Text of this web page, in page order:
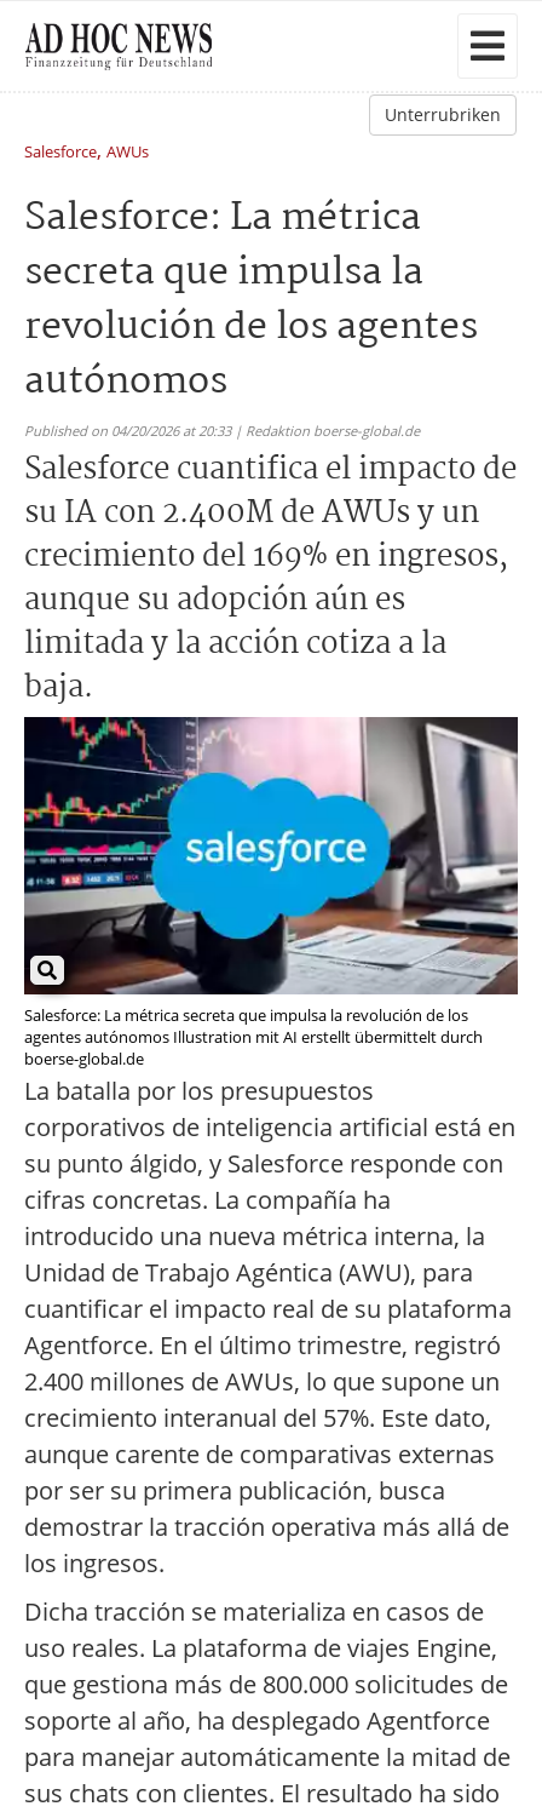
Unterrubriken
Salesforce, AWUs
Salesforce: La métrica
secreta que impulsa la
revolución de los agentes
autónomos
Published on 04/20/2026 at 20:33 | Redaktion boerse-global.de
Salesforce cuantifica el impacto de
su IA con 2.400M de AWUs y un
crecimiento del 169% en ingresos,
aunque su adopción aún es
limitada y la acción cotiza a la
baja.
Salesforce: La métrica secreta que impulsa la revolución de los
agentes autónomos Illustration mit AI erstellt übermittelt durch
boerse-global.de
La batalla por los presupuestos
corporativos de inteligencia artificial está en
su punto álgido, y Salesforce responde con
cifras concretas. La compañía ha
introducido una nueva métrica interna, la
Unidad de Trabajo Agéntica (AWU), para
cuantificar el impacto real de su plataforma
Agentforce. En el último trimestre, registró
2.400 millones de AWUs, lo que supone un
crecimiento interanual del 57%. Este dato,
aunque carente de comparativas externas
por ser su primera publicación, busca
demostrar la tracción operativa más allá de
los ingresos.
Dicha tracción se materializa en casos de
uso reales. La plataforma de viajes Engine,
que gestiona más de 800.000 solicitudes de
soporte al año, ha desplegado Agentforce
para manejar automáticamente la mitad de
sus chats con clientes. El resultado ha sido